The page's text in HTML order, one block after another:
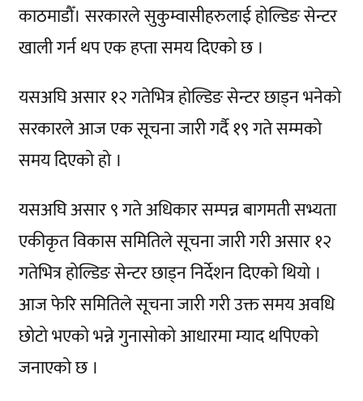
काठमाडौँ। सरकारले सुकुम्वासीहरुलाई होल्डिङ सेन्टर
खाली गर्न थप एक हप्ता समय दिएको छ ।
यसअघि असार १२ गतेभित्र होल्डिङ सेन्टर छाड्न भनेको
सरकारले आज एक सूचना जारी गर्दै १९ गते सम्मको
समय दिएको हो ।
यसअघि असार ९ गते अधिकार सम्पन्न बागमती सभ्यता
एकीकृत विकास समितिले सूचना जारी गरी असार १२
गतेभित्र होल्डिङ सेन्टर छाड्न निर्देशन दिएको थियो ।
आज फेरि समितिले सूचना जारी गरी उक्त समय अवधि
छोटो भएको भन्ने गुनासोको आधारमा म्याद थपिएको
जनाएको छ ।